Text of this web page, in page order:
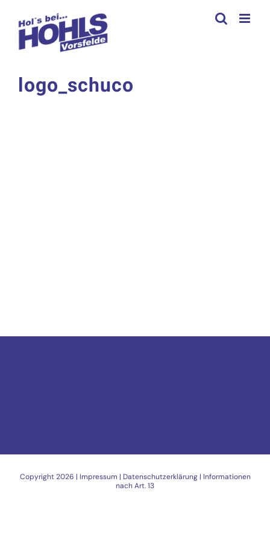
Inhalt
springen
logo_schuco
Copyright2026 | Impressum | Datenschutzerklärung| Informationen
nach Art. 13